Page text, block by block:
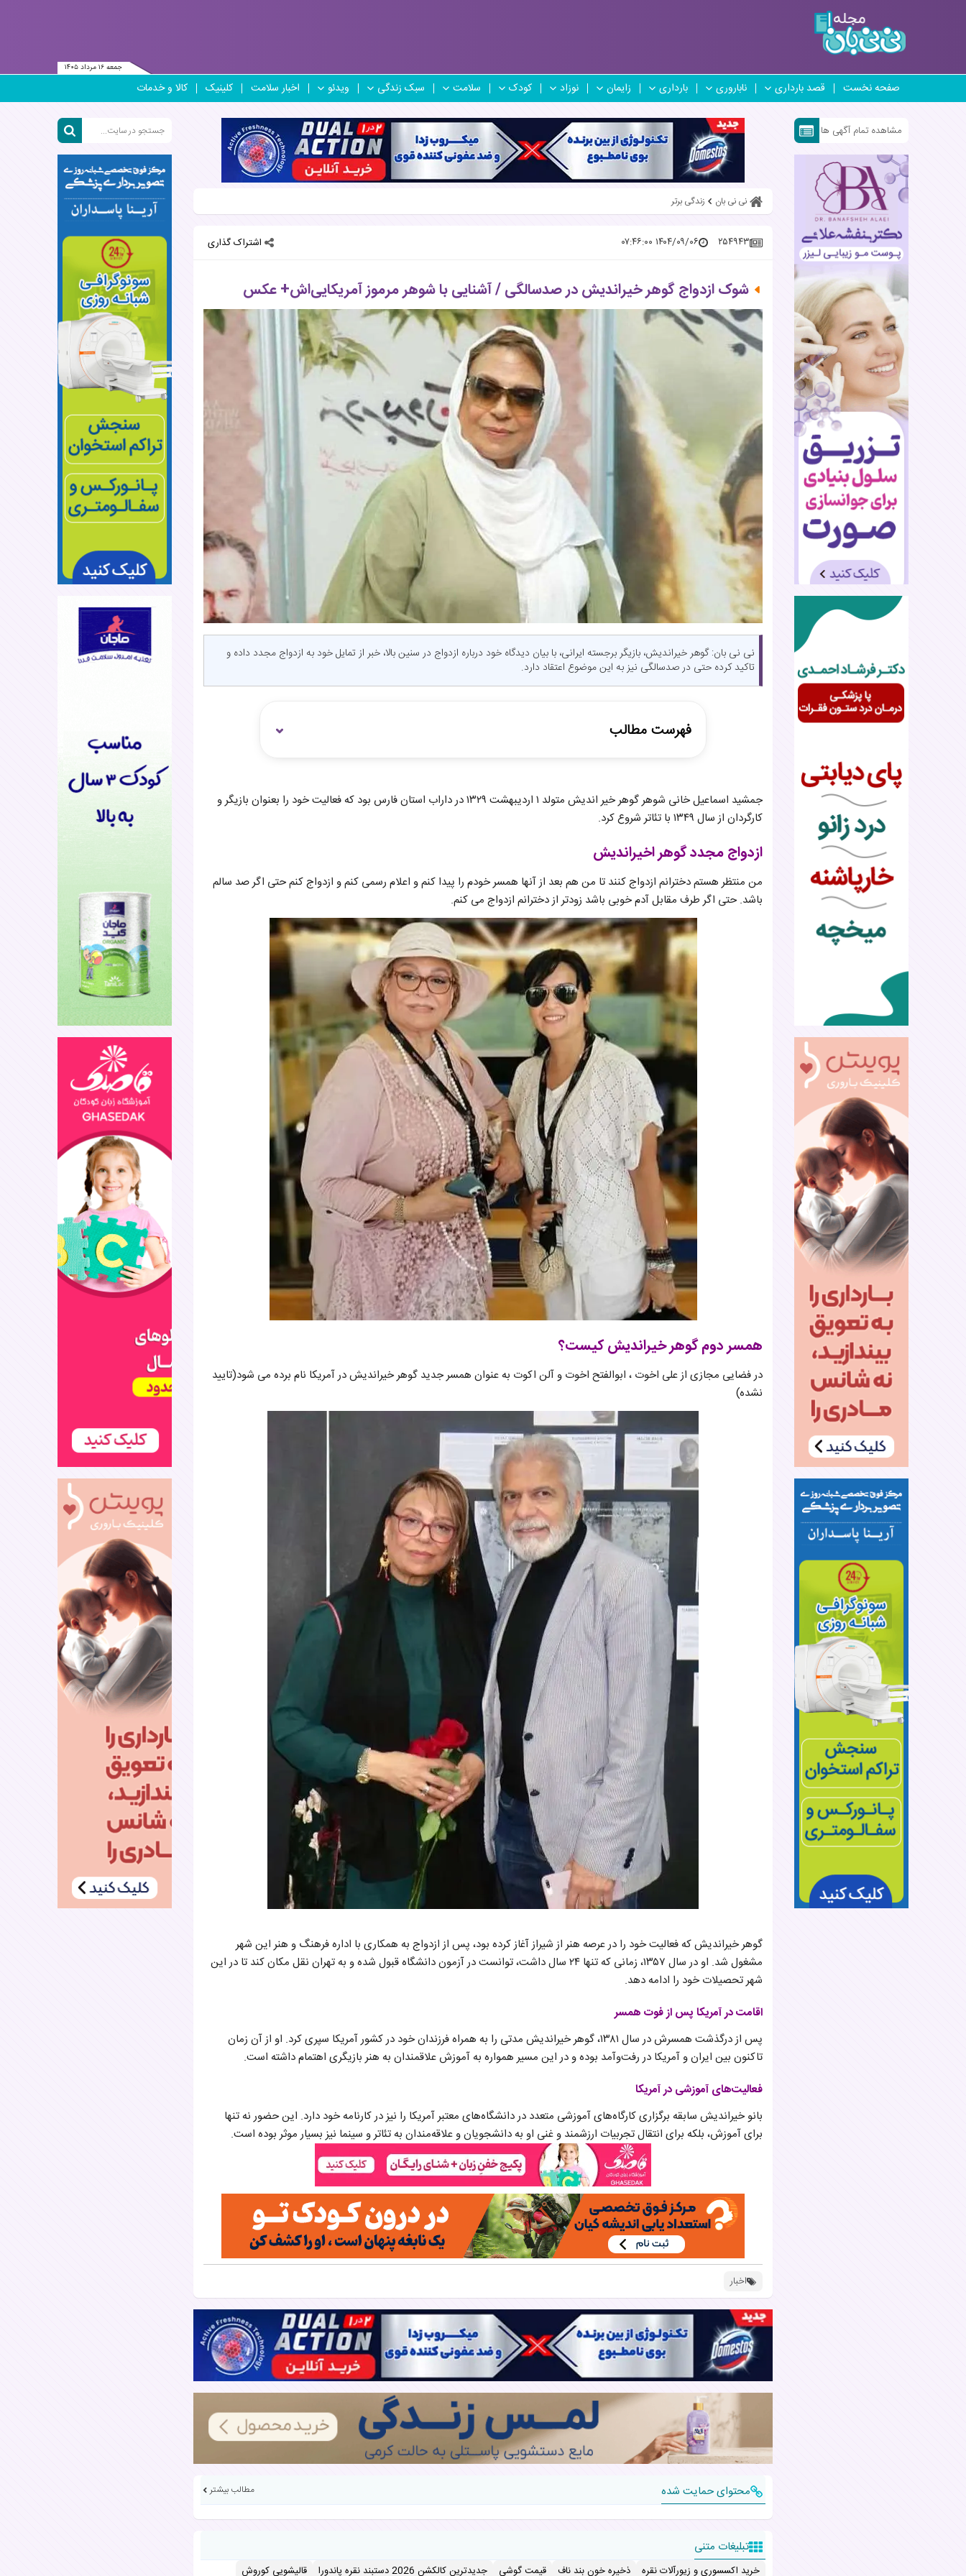
جمعه ۱۶ مرداد ۱۴۰۵
صفحه نخست قصد بارداری ناباروری بارداری زایمان نوزاد کودک سلامت سبک زندگی ویدئو اخبار سلامت کلینیک کالا و خدمات
مشاهده تمام آگهی ها
نی نی بان زندگی برتر
۲۵۴۹۴۳ ۱۴۰۴/۰۹/۰۶ ۰۷:۴۶:۰۰ اشتراک گذاری
شوک ازدواج گوهر خیراندیش در صدسالگی / آشنایی با شوهر مرموز آمریکایی‌اش+ عکس
نی نی بان: گوهر خیراندیش، بازیگر برجسته ایرانی، با بیان دیدگاه خود درباره ازدواج در سنین بالا، خبر از تمایل خود به ازدواج مجدد داده و
تاکید کرده حتی در صدسالگی نیز به این موضوع اعتقاد دارد.
فهرست مطالب
همسر دوم گوهر خیراندیش کیست؟
جمشید اسماعیل خانی شوهر گوهر خیر اندیش متولد ۱ اردیبهشت ۱۳۲۹ در داراب استان فارس بود که فعالیت خود را بعنوان بازیگر و
کارگردان از سال ۱۳۴۹ با تئاتر شروع کرد.
ازدواج مجدد گوهر اخیراندیش
من منتظر هستم دخترانم ازدواج کنند تا من هم بعد از آنها همسر خودم را پیدا کنم و اعلام رسمی کنم و ازدواج کنم حتی اگر صد سالم
باشد. حتی اگر طرف مقابل آدم خوبی باشد زودتر از دخترانم ازدواج می کنم.
همسر دوم گوهر خیراندیش کیست؟
در فضایی مجازی از علی اخوت ، ابوالفتح اخوت و آلن اکوت به عنوان همسر جدید گوهر خیراندیش در آمریکا نام برده می شود(تایید
نشده)
گوهر خیراندیش که فعالیت خود را در عرصه هنر از شیراز آغاز کرده بود، پس از ازدواج به همکاری با اداره فرهنگ و هنر این شهر
مشغول شد. او در سال ۱۳۵۷، زمانی که تنها ۲۴ سال داشت، توانست در آزمون دانشگاه قبول شده و به تهران نقل مکان کند تا در این
شهر تحصیلات خود را ادامه دهد.
اقامت در آمریکا پس از فوت همسر
پس از درگذشت همسرش در سال ۱۳۸۱، گوهر خیراندیش مدتی را به همراه فرزندان خود در کشور آمریکا سپری کرد. او از آن زمان
تاکنون بین ایران و آمریکا در رفت‌وآمد بوده و در این مسیر همواره به آموزش علاقمندان به هنر بازیگری اهتمام داشته است.
فعالیت‌های آموزشی در آمریکا
بانو خیراندیش سابقه برگزاری کارگاه‌های آموزشی متعدد در دانشگاه‌های معتبر آمریکا را نیز در کارنامه خود دارد. این حضور نه تنها
برای آموزش، بلکه برای انتقال تجربیات ارزشمند و غنی او به دانشجویان و علاقه‌مندان به تئاتر و سینما نیز بسیار موثر بوده است.
اخبار
محتوای حمایت شده مطالب بیشتر
تبلیغات متنی
خرید اکسسوری و زیورآلات نقره ذخیره خون بند ناف قیمت گوشی جدیدترین کالکشن 2026 دستبند نقره پاندورا قالیشویی کوروش